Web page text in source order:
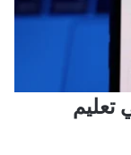
تعليم